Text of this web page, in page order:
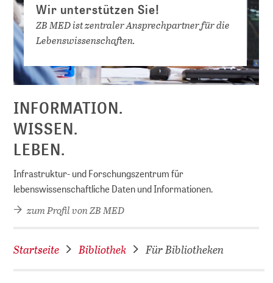
Wir unterstützen Sie!
ZB MED ist zentraler Ansprechpartner für die
Lebens­wissen­schaften.
INFORMATION.
WISSEN.
LEBEN.
Infrastruktur- und Forschungszentrum für
lebenswissenschaftliche Daten und Informationen.
zum Profil von ZB MED
Startseite Bibliothek Für Bibliotheken